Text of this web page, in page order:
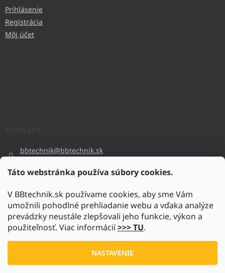
Táto webstránka používa súbory cookies.
V BBtechnik.sk používame cookies, aby sme Vám
umožnili pohodlné prehliadanie webu a vďaka analýze
prevádzky neustále zlepšovali jeho funkcie, výkon a
použiteľnosť. Viac informácií>>> TU.
NASTAVENIE
Prihlásenie
Registrácia
Môj účet
bbtechnik@bbtechnik.sk
bbtechnik
https://www.youtube.com/@bb-techniks.r.o.7746